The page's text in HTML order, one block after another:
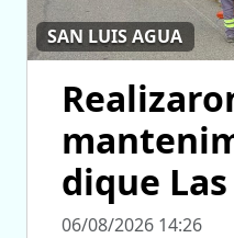
SAN LUIS AGUA
dique
06/08/2026 14:26